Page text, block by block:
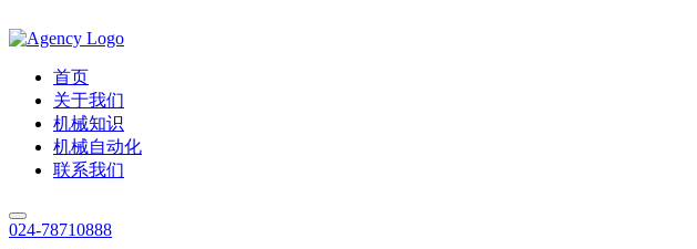
首页
关于我们
机械知识
机械自动化
联系我们
024-78710888